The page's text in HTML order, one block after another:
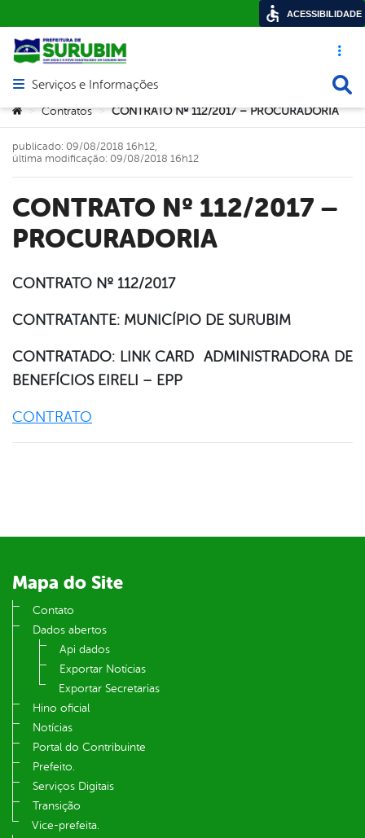
Acesso
Abrir menu principal de navegação
Serviços e Informações
Você está aqui:
> Contratos > CONTRATO Nº 112/2017 – PROCURADORIA
CONTRATO Nº 112/2017 –
PROCURADORIA
publicado: 09/08/2018 16h12,
última modificação: 09/08/2018 16h12
CONTRATO Nº 112/2017
CONTRATANTE: MUNICÍPIO DE SURUBIM
CONTRATADO: LINK CARD ADMINISTRADORA DE
BENEFÍCIOS EIRELI – EPP
CONTRATO
Mapa do Site
Contato
Dados abertos
Api dados
Exportar Notícias
Exportar Secretarias
Hino oficial
Notícias
Portal do Contribuinte
Prefeito.
Serviços Digitais
Transição
Vice-prefeita.
ACESSIBILIDADE